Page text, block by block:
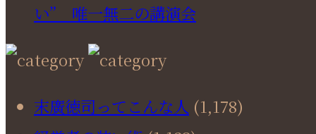
い” 唯一無二の講演会
末廣徳司ってこんな人 (1,178)